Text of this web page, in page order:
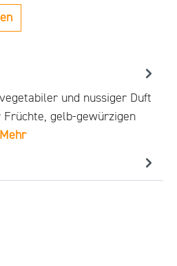
und nussiger Duft
gelb-gewürzigen
Mehr